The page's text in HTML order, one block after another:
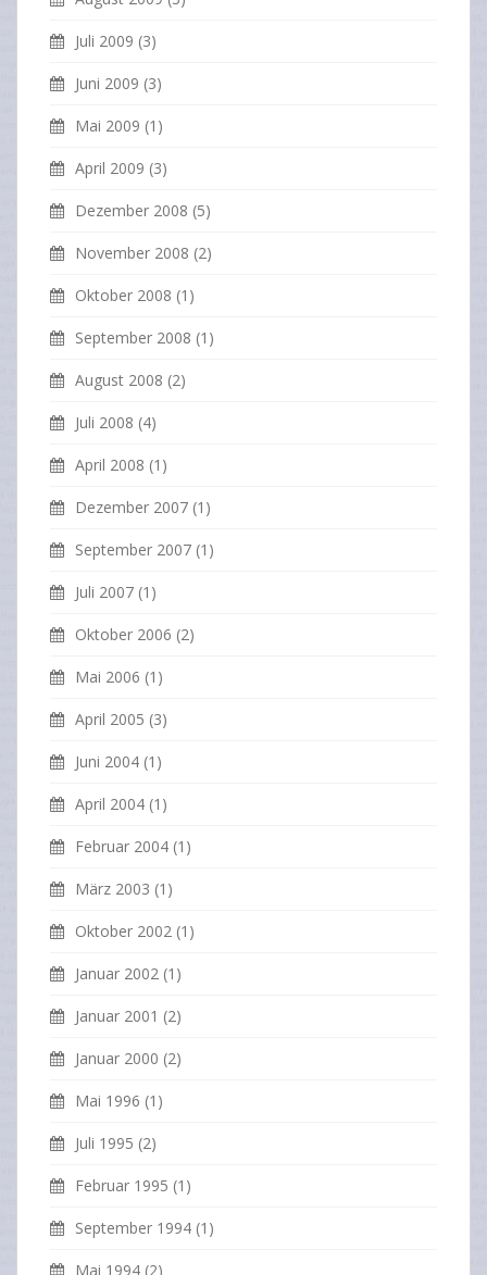
Juli 2009 (3)
Juni 2009 (3)
Mai 2009 (1)
April 2009 (3)
Dezember 2008 (5)
November 2008 (2)
Oktober 2008 (1)
September 2008 (1)
August 2008 (2)
Juli 2008 (4)
April 2008 (1)
Dezember 2007 (1)
September 2007 (1)
Juli 2007 (1)
Oktober 2006 (2)
Mai 2006 (1)
April 2005 (3)
Juni 2004 (1)
April 2004 (1)
Februar 2004 (1)
März 2003 (1)
Oktober 2002 (1)
Januar 2002 (1)
Januar 2001 (2)
Januar 2000 (2)
Mai 1996 (1)
Juli 1995 (2)
Februar 1995 (1)
September 1994 (1)
Mai 1994 (2)